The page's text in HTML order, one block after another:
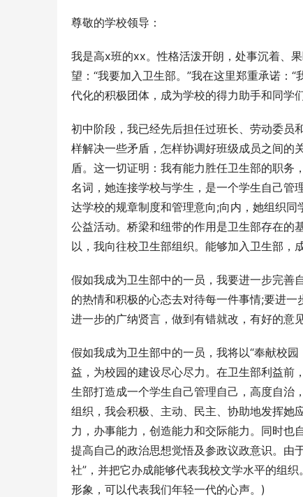
尊敬的学校领导：
我是高x班的xx。性格活泼开朗，处事沉着、
望：“我要加入卫生部。”我在这里郑重承诺：
代化的积极团体，成为学校的得力助手和同学
初中阶段，我已经先后担任过班长、劳动委员
样解决一些矛盾，怎样协调好班级成员之间的
盾。这一切证明：我有能力胜任卫生部的职务
名词，她连接学校与学生，是一个学生自己管
达学校的规章制度和管理意向;向内，她组织
公益活动。桥梁和纽带的作用是卫生部存在的
以，我向往校卫生部组织。能够加入卫生部，
假如我成为卫生部中的一员，我要进一步完善
的热情和积极的心态去对待每一件事情;要进
进一步的广纳贤言，做到有错就改，有好的意
假如我成为卫生部中的一员，我将以“奉献校
益，为校园的建设尽心尽力。在卫生部利益前
生部打造成一个学生自己管理自己，高度自治
组织，我会积极、主动、民主、协助地发挥
力，办事能力，创造能力和交际能力。同时也
提高自己的政治思想觉悟及参政议政意识。由
社”，并把它办成能够代表我校文学水平的组
形象，可以代表我们年轻一代的心声。)